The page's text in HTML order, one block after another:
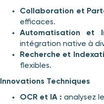
Collaboration et
efficaces.
Automatisation et
intégration native à
Recherche et
flexibles.
Innovations Techniques
OCR et IA : analysez